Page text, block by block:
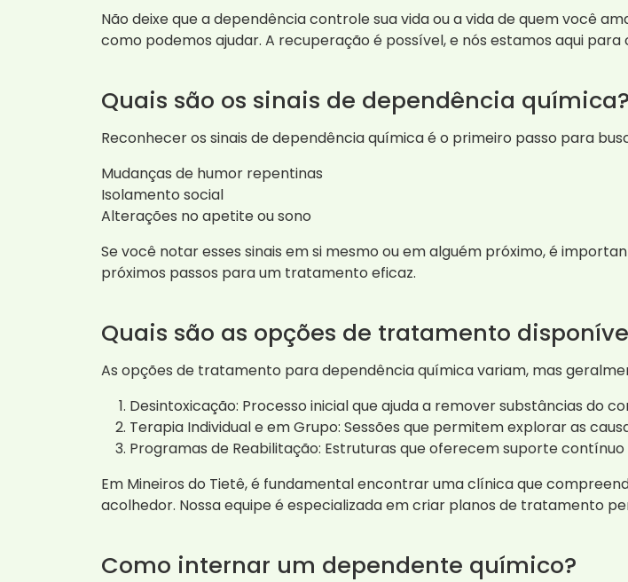
Não deixe que a dependência controle sua vida ou a vida de quem você
como podemos ajudar. A recuperação é possível, e nós estamos aqui para
Quais são os sinais de dependência química?
Reconhecer os sinais de dependência química é o primeiro passo para
Mudanças de humor repentinas
Isolamento social
Alterações no apetite ou sono
Se você notar esses sinais em si mesmo ou em alguém próximo, é
próximos passos para um tratamento eficaz.
Quais são as opções de tratamento
As opções de tratamento para dependência química variam, mas
Desintoxicação: Processo inicial que ajuda a remover substâncias do
Terapia Individual e em Grupo: Sessões que permitem explorar as
Programas de Reabilitação: Estruturas que oferecem suporte
Em Mineiros do Tietê, é fundamental encontrar uma clínica que
acolhedor. Nossa equipe é especializada em criar planos de tratamento
Como internar um dependente químico?